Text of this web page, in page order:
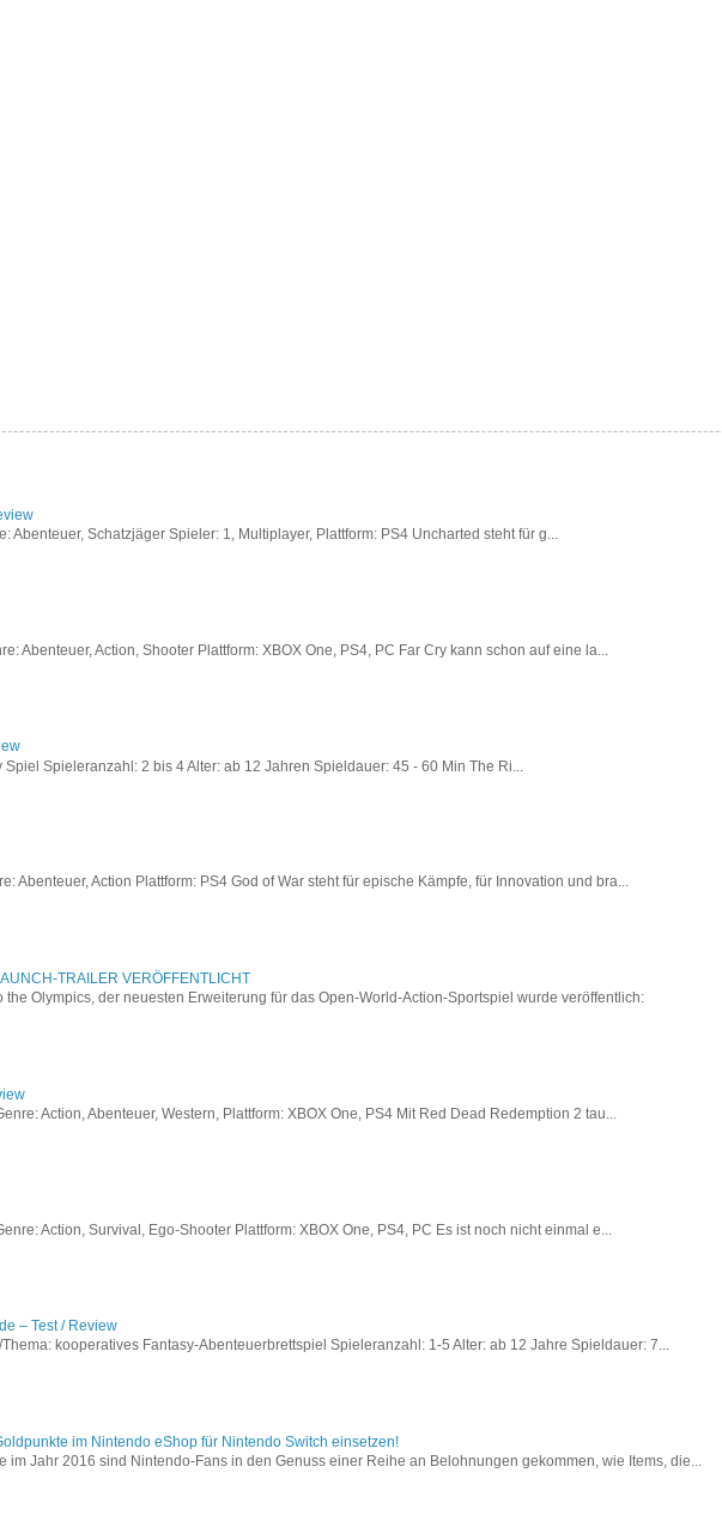
Abenteuer, Schatzjäger Spieler: 1, Multiplayer, Plattform: PS4 Uncharted steht für g...
Abenteuer, Action, Shooter Plattform: XBOX One, PS4, PC Far Cry kann schon auf eine la...
Spieleranzahl: 2 bis 4 Alter: ab 12 Jahren Spieldauer: 45 - 60 Min The Ri...
Abenteuer, Action Plattform: PS4 God of War steht für epische Kämpfe, für Innovation und bra...
TRAILER VERÖFFENTLICHT
the Olympics, der neuesten Erweiterung für das Open-World-Action-Sportspiel wurde veröffentlich:
Action, Abenteuer, Western, Plattform: XBOX One, PS4 Mit Red Dead Redemption 2 tau...
Action, Survival, Ego-Shooter Plattform: XBOX One, PS4, PC Es ist noch nicht einmal e...
– Test / Review
kooperatives Fantasy-Abenteuerbrettspiel Spieleranzahl: 1-5 Alter: ab 12 Jahre Spieldauer: 7...
im Nintendo eShop für Nintendo Switch einsetzen!
im Jahr 2016 sind Nintendo-Fans in den Genuss einer Reihe an Belohnungen gekommen, wie Items, die...